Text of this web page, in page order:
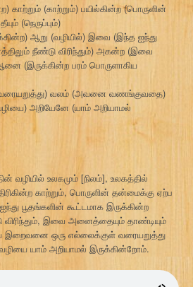
காற்றும் (காற்றும்) பயில்கின்ற (பொருளின்
(நெருப்பும்)
ஆறு (வழியில்) இவை (இந்த ஐந்து
நீண்டு விரிந்தும்) அகன்ற (இவை
(இருக்கின்ற பரம் பொருளாகிய
வலம் (அவனை வணங்குவதை)
அறியேனே (யாம் அறியாமல்
வழியில் உலகமும் [நிலம்], உலகத்தில்
காற்றும், பொருளின் தன்மைக்கு ஏற்ப
ஐந்து பூதங்களின் கூட்டமாக இருக்கின்ற
இவை அனைத்தையும் தாண்டியும்
இறைவனை ஒரு எல்லைக்குள் வரையறுத்து
யாம் அறியாமல் இருக்கின்றோம்.